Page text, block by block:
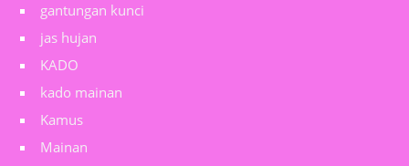
gantungan kunci
jas hujan
KADO
kado mainan
Kamus
Mainan